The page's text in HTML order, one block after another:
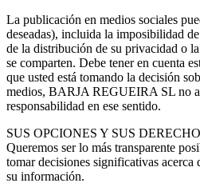
La publicación en medios sociales
deseadas), incluida la imposibilidad
de la distribución de su privacidad o
se comparten. Debe tener en cuenta
que usted está tomando la decisión
medios, BARJA REGUEIRA SL no
responsabilidad en ese sentido.
SUS OPCIONES Y SUS
Queremos ser lo más transparente
tomar decisiones significativas acerca
su información.